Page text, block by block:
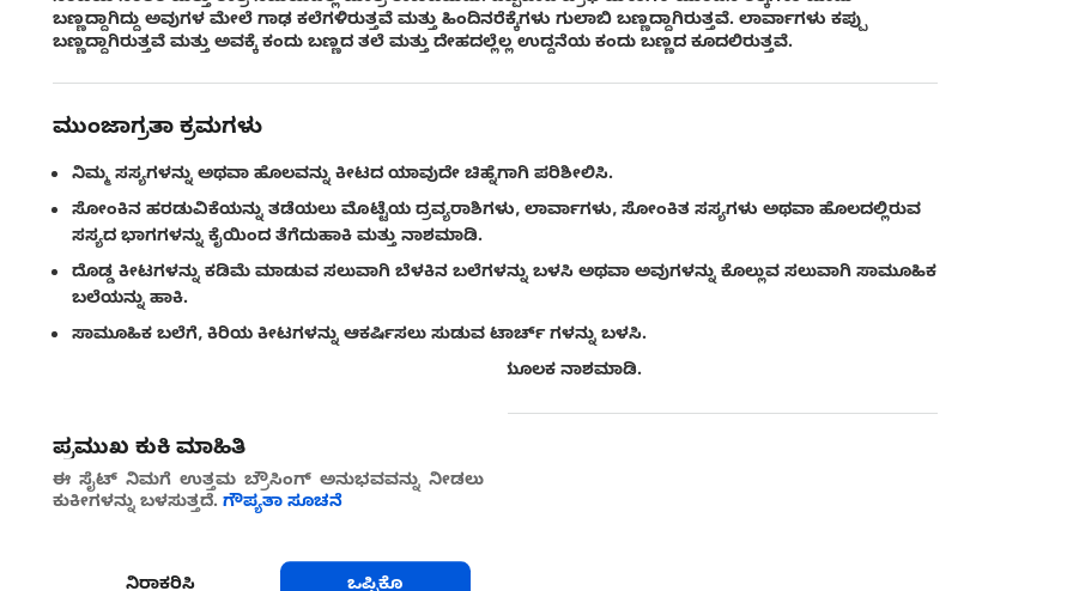
ಬಣ್ಣದ್ದಾಗಿದ್ದು ಅವುಗಳ ಮೇಲೆ ಗಾಢ ಕಲೆಗಳಿರುತ್ತವೆ ಮತ್ತು ಹಿಂದಿನರೆಕ್ಕೆಗಳು ಗುಲಾಬಿ ಬಣ್ಣದ್ದಾಗಿರುತ್ತವೆ. ಲಾರ್ವಾಗಳು ಕಪ್ಪು
ಬಣ್ಣದ್ದಾಗಿರುತ್ತವೆ ಮತ್ತು ಅವಕ್ಕೆ ಕಂದು ಬಣ್ಣದ ತಲೆ ಮತ್ತು ದೇಹದಲ್ಲೆಲ್ಲ ಉದ್ದನೆಯ ಕಂದು ಬಣ್ಣದ ಕೂದಲಿರುತ್ತವೆ.
ಮುಂಜಾಗ್ರತಾ ಕ್ರಮಗಳು
ನಿಮ್ಮ ಸಸ್ಯಗಳನ್ನು ಅಥವಾ ಹೊಲವನ್ನು ಕೀಟದ ಯಾವುದೇ ಚಿಹ್ನೆಗಾಗಿ ಪರಿಶೀಲಿಸಿ.
ಸೋಂಕಿನ ಹರಡುವಿಕೆಯನ್ನು ತಡೆಯಲು ಮೊಟ್ಟೆಯ ದ್ರವ್ಯರಾಶಿಗಳು, ಲಾರ್ವಾಗಳು, ಸೋಂಕಿತ ಸಸ್ಯಗಳು ಅಥವಾ ಹೊಲದಲ್ಲಿರುವ
ಸಸ್ಯದ ಭಾಗಗಳನ್ನು ಕೈಯಿಂದ ತೆಗೆದುಹಾಕಿ ಮತ್ತು ನಾಶಮಾಡಿ.
ದೊಡ್ಡ ಕೀಟಗಳನ್ನು ಕಡಿಮೆ ಮಾಡುವ ಸಲುವಾಗಿ ಬೆಳಕಿನ ಬಲೆಗಳನ್ನು ಬಳಸಿ ಅಥವಾ ಅವುಗಳನ್ನು ಕೊಲ್ಲುವ ಸಲುವಾಗಿ ಸಾಮೂಹಿಕ
ಬಲೆಯನ್ನು ಹಾಕಿ.
ಸಾಮೂಹಿಕ ಬಲೆಗೆ, ಕಿರಿಯ ಕೀಟಗಳನ್ನು ಆಕರ್ಷಿಸಲು ಸುಡುವ ಟಾರ್ಚ್ ಗಳನ್ನು ಬಳಸಿ.
ಸೋಂಕಿತ ಸಸ್ಯಗಳನ್ನು ತೆಗೆದುಹಾಕಿ ಮತ್ತು ಅವುಗಳನ್ನು ಸುಡುವ ಮೂಲಕ ನಾಶಮಾಡಿ.
ಶೇರ್ ಮಾಡು
ಪ್ರಮುಖ ಕುಕಿ ಮಾಹಿತಿ
ಈ ಸೈಟ್ ನಿಮಗೆ ಉತ್ತಮ ಬ್ರೌಸಿಂಗ್ ಅನುಭವವನ್ನು ನೀಡಲು
ಕುಕೀಗಳನ್ನು ಬಳಸುತ್ತದೆ. ಗೌಪ್ಯತಾ ಸೂಚನೆ
ನಿರಾಕರಿಸಿ ಒಪ್ಪಿಕೊ